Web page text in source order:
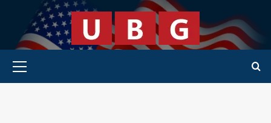
content
Primary Menu